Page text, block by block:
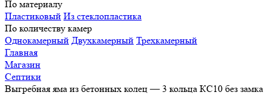
По материалу
Пластиковый Из стеклопластика
По количеству камер
Однокамерный Двухкамерный Трехкамерный
Главная
Магазин
Септики
Выгребная яма из бетонных колец — 3 кольца КС10 без замка